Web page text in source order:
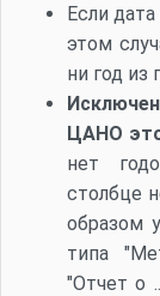
Если
этом
ни год из
ЦАНО
нет
столбце
образом
типа
"Отчет о